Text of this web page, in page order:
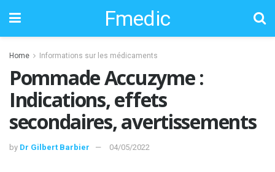
Fmedic
Home Informations sur les médicaments
Pommade Accuzyme :
Indications, effets
secondaires, avertissements
by Dr Gilbert Barbier 04/05/2022